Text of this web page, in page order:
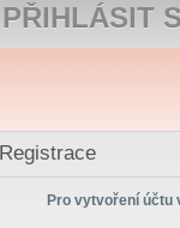
PŘIHLÁSIT
Registrace
Pro vytvoření účtu